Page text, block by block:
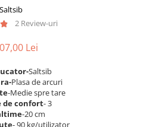
Saltsib
2 Review-uri
Lei
Saltsib
Plasa de arcuri
-Medie spre tare
de confort- 3
-20 cm
- 90 kg/utilizator